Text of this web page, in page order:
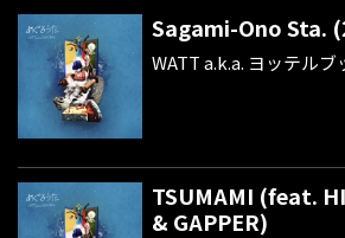
Sagami-Ono Sta.
WATT a.k.a. ヨッテルブ
TSUMAMI (feat.
& GAPPER)